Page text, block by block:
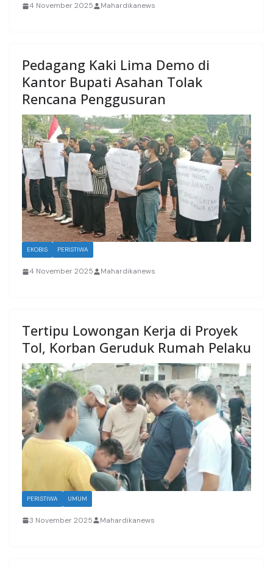
4 November 2025 Mahardikanews
Pedagang Kaki Lima Demo di
Kantor Bupati Asahan Tolak
Rencana Penggusuran
EKOBIS PERISTIWA
4 November 2025 Mahardikanews
Tertipu Lowongan Kerja di Proyek
Tol, Korban Geruduk Rumah Pelaku
PERISTIWA UMUM
3 November 2025 Mahardikanews